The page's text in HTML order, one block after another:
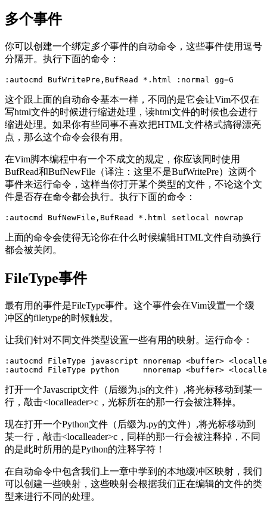
多个事件
你可以创建一个绑定多个事件的自动命令，这些事件使用逗号
分隔开。执行下面的命令：
这个跟上面的自动命令基本一样，不同的是它会让Vim不仅在
写html文件的时候进行缩进处理，读html文件的时候也会进行
缩进处理。如果你有些同事不喜欢把HTML文件格式搞得漂亮
点，那么这个命令会很有用。
在Vim脚本编程中有一个不成文的规定，你应该同时使用
BufRead和BufNewFile（译注：这里不是BufWritePre）这两个
事件来运行命令，这样当你打开某个类型的文件，不论这个文
件是否存在命令都会执行。执行下面的命令：
上面的命令会使得无论你在什么时候编辑HTML文件自动换行
都会被关闭。
FileType事件
最有用的事件是FileType事件。这个事件会在Vim设置一个缓
冲区的filetype的时候触发。
让我们针对不同文件类型设置一些有用的映射。运行命令：
:autocmd FileType javascript nnoremap <buffer>
打开一个Javascript文件（后缀为.js的文件）,将光标移动到某一
行，敲击<localleader>c，光标所在的那一行会被注释掉。
现在打开一个Python文件（后缀为.py的文件）,将光标移动到
某一行，敲击<localleader>c，同样的那一行会被注释掉，不同
的是此时所用的是Python的注释字符！
在自动命令中包含我们上一章中学到的本地缓冲区映射，我们
可以创建一些映射，这些映射会根据我们正在编辑的文件的类
型来进行不同的处理。